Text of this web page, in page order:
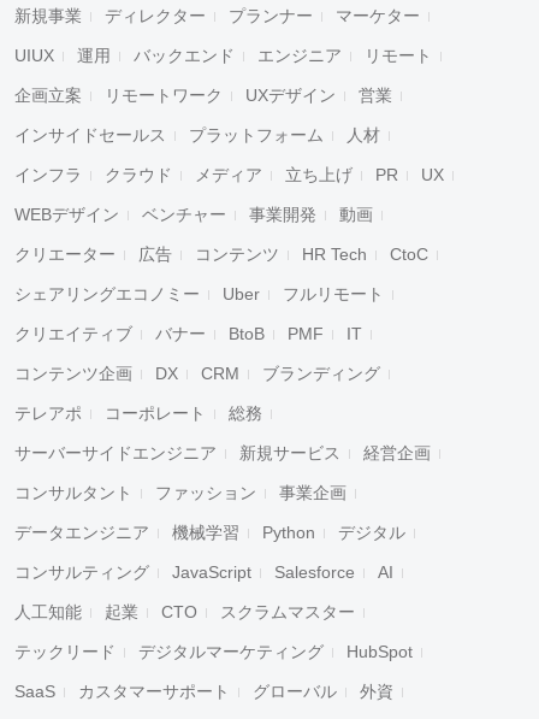
新規事業 ディレクター プランナー マーケター
UIUX 運用 バックエンド エンジニア リモート
企画立案 リモートワーク UXデザイン 営業
インサイドセールス プラットフォーム 人材
インフラ クラウド メディア 立ち上げ PR UX
WEBデザイン ベンチャー 事業開発 動画
クリエーター 広告 コンテンツ HR Tech CtoC
シェアリングエコノミー Uber フルリモート
クリエイティブ バナー BtoB PMF IT
コンテンツ企画 DX CRM ブランディング
テレアポ コーポレート 総務
サーバーサイドエンジニア 新規サービス 経営企画
コンサルタント ファッション 事業企画
データエンジニア 機械学習 Python デジタル
コンサルティング JavaScript Salesforce AI
人工知能 起業 CTO スクラムマスター
テックリード デジタルマーケティング HubSpot
SaaS カスタマーサポート グローバル 外資